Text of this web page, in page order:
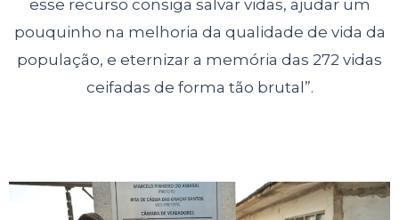
esse recurso consiga salvar vidas, ajudar um
pouquinho na melhoria da qualidade de vida da
população, e eternizar a memória das 272 vidas
ceifadas de forma tão brutal”.